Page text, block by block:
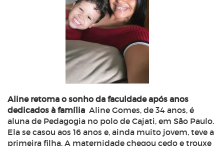
Aline retoma o sonho da faculdade após anos
dedicados à família Aline Gomes, de 34 anos, é
aluna de Pedagogia no polo de Cajati, em São Paulo.
Ela se casou aos 16 anos e, ainda muito jovem, teve a
primeira filha. A maternidade chegou cedo e trouxe